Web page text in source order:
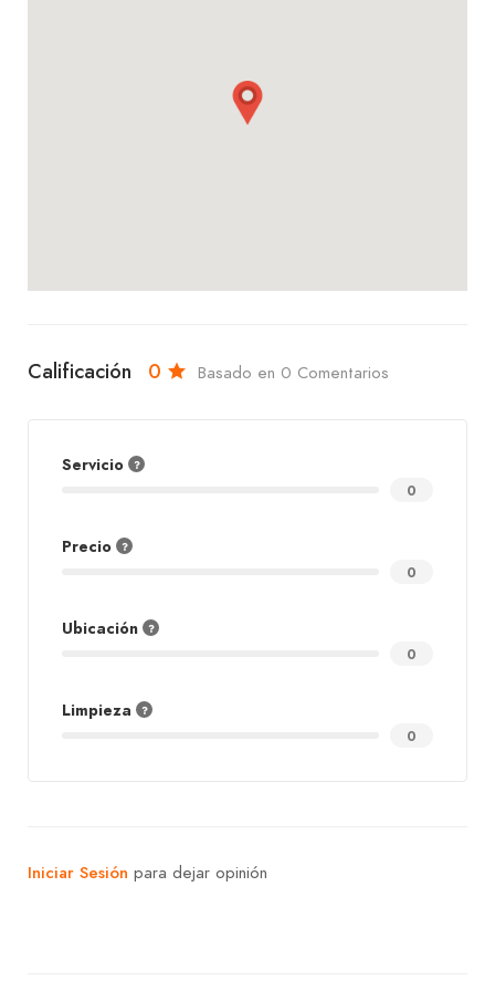
Calificación 0 Basado en 0 Comentarios
Servicio
0
Precio
0
Ubicación
0
Limpieza
0
Iniciar Sesión para dejar opinión